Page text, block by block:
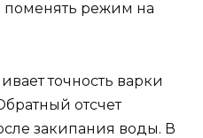
режим на
точность варки
отсчет
закипания воды. В